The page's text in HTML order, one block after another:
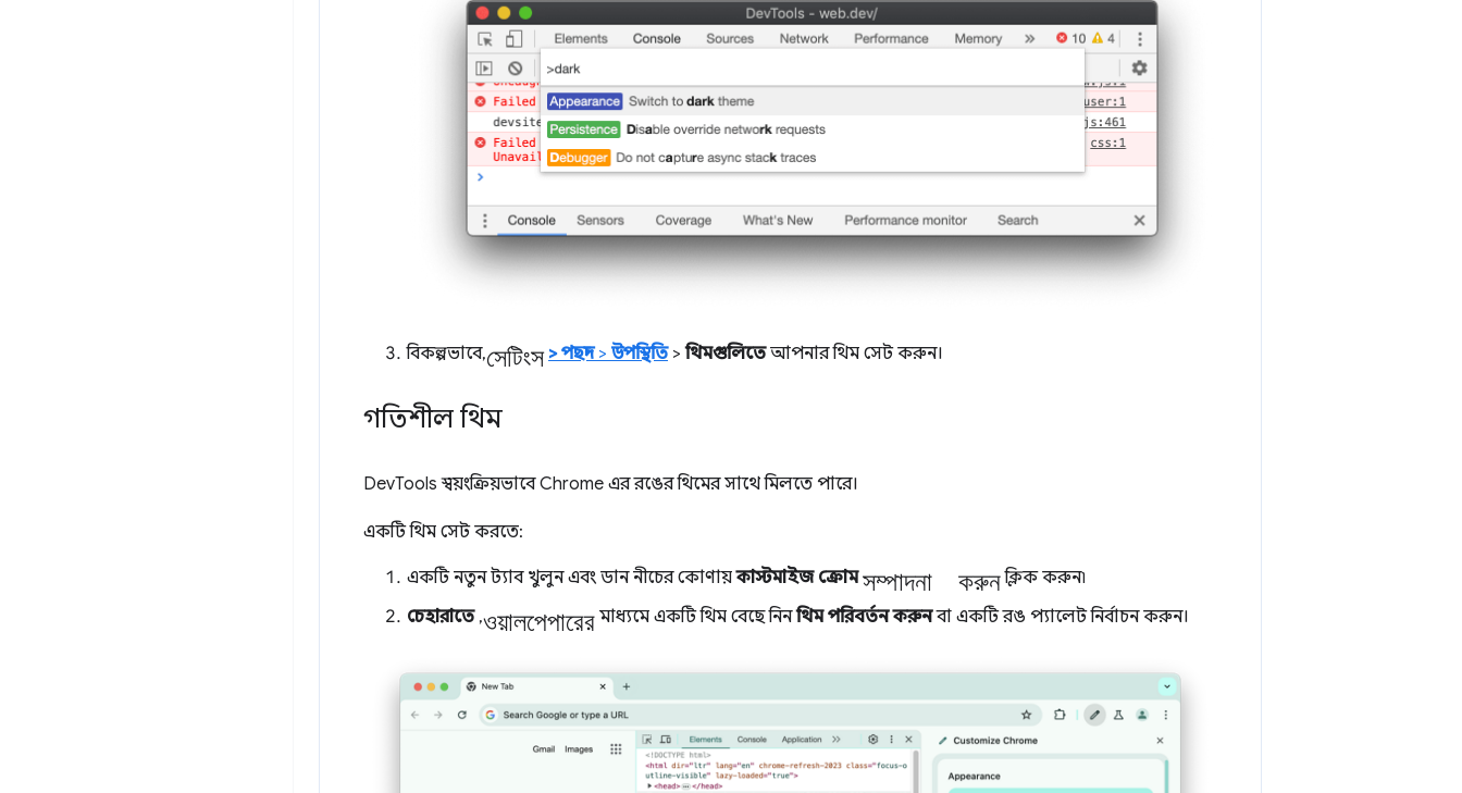
বিকল্পভাবে,সেটিংস > পছন্দ> উপস্থিতি>থিমগুলিতেআপনার থিম সেট করুন।
গতিশীল থিম
DevTools স্বয়ংক্রিয়ভাবে Chrome এর রঙের থিমের সাথে মিলতে পারে।
একটি থিম সেট করতে:
একটি নতুন ট্যাব খুলুন এবং ডান নীচের কোণায়কাস্টমাইজ ক্রোম সম্পাদনা করুনক্লিক করুন৷
চেহারাতে,ওয়ালপেপারের মাধ্যমে একটি থিম বেছে নিনথিম পরিবর্তন করুনবা একটি রঙ প্যালেট নির্বাচন করুন।